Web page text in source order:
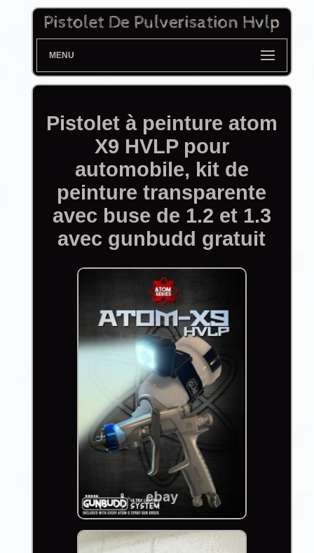
MENU
Pistolet à peinture atom
X9 HVLP pour
automobile, kit de
peinture transparente
avec buse de 1.2 et 1.3
avec gunbudd gratuit